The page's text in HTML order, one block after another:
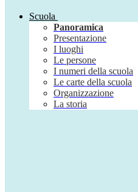
Scuola
Panoramica
Presentazione
I luoghi
Le persone
I numeri della scuola
Le carte della scuola
Organizzazione
La storia